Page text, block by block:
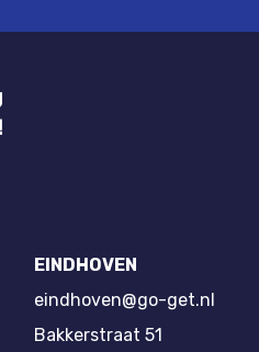
EINDHOVEN
eindhoven@go-get.nl
Bakkerstraat 51